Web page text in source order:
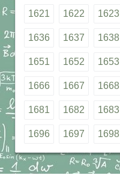
1621 1622 1623
1636 1637 1638
1651 1652 1653
1666 1667 1668
1681 1682 1683
1696 1697 1698